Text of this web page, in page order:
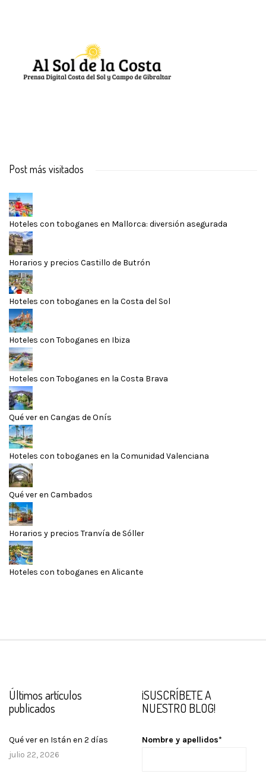
Post más visitados
Hoteles con toboganes en Mallorca: diversión asegurada
Horarios y precios Castillo de Butrón
Hoteles con toboganes en la Costa del Sol
Hoteles con Toboganes en Ibiza
Hoteles con Toboganes en la Costa Brava
Qué ver en Cangas de Onís
Hoteles con toboganes en la Comunidad Valenciana
Qué ver en Cambados
Horarios y precios Tranvía de Sóller
Hoteles con toboganes en Alicante
Últimos artículos
publicados
Qué ver en Istán en 2 días
julio 22, 2026
¡SUSCRÍBETE A
NUESTRO BLOG!
Nombre y apellidos*